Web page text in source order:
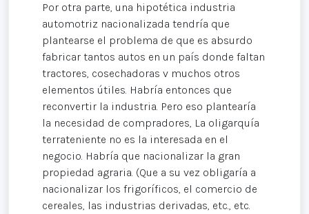
Por otra parte, una hipotética industria
automotriz nacionalizada tendría que
plantearse el problema de que es absurdo
fabricar tantos autos en un país donde faltan
tractores, cosechadoras v muchos otros
elementos útiles. Habría entonces que
reconvertir la industria. Pero eso plantearía
la necesidad de compradores, La oligarquía
terrateniente no es la interesada en el
negocio. Habría que nacionalizar la gran
propiedad agraria. (Que a su vez obligaría a
nacionalizar los frigoríficos, el comercio de
cereales, las industrias derivadas, etc., etc.